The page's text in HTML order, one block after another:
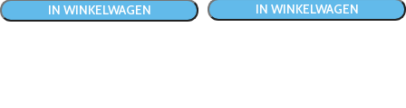
IN WINKELWAGEN IN WINKELWAGEN